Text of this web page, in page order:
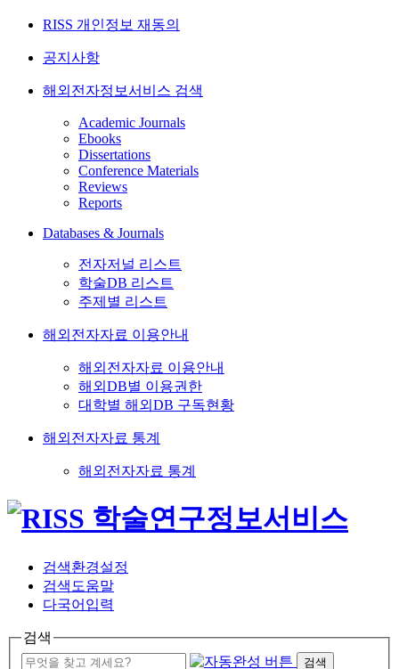
RISS 개인정보 재동의
공지사항
해외전자정보서비스 검색
Academic Journals
Ebooks
Dissertations
Conference Materials
Reviews
Reports
Databases & Journals
전자저널 리스트
학술DB 리스트
주제별 리스트
해외전자자료 이용안내
해외전자자료 이용안내
해외DB별 이용권한
대학별 해외DB 구독현황
해외전자자료 통계
해외전자자료 통계
검색환경설정
검색도움말
다국어입력
검색
검색